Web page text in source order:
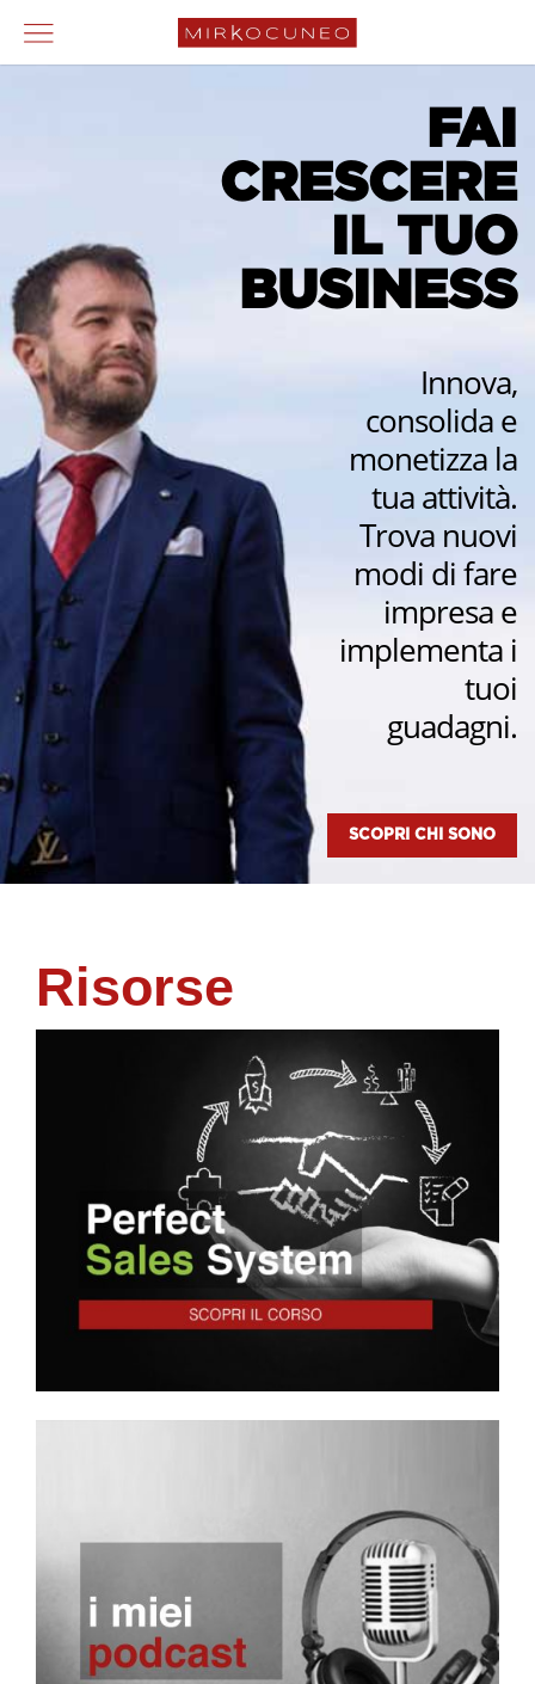
FAI
CRESCERE
IL TUO
BUSINESS
Innova,
consolida e
monetizza la
tua attività.
Trova nuovi
modi di fare
impresa e
implementa i
tuoi
guadagni.
SCOPRI CHI SONO
Risorse